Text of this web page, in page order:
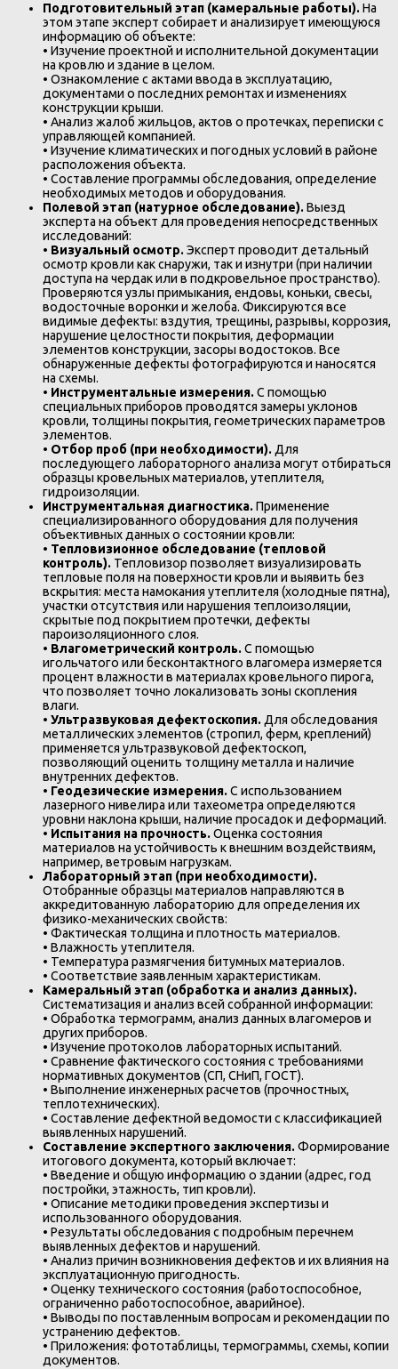
Подготовительный этап (камеральные работы).На
этом этапе эксперт собирает и анализирует имеющуюся
информацию об объекте:
• Изучение проектной и исполнительной документации
на кровлю и здание в целом.
• Ознакомление с актами ввода в эксплуатацию,
документами о последних ремонтах и изменениях
конструкции крыши.
• Анализ жалоб жильцов, актов о протечках, переписки с
управляющей компанией.
• Изучение климатических и погодных условий в районе
расположения объекта.
• Составление программы обследования, определение
необходимых методов и оборудования.
Полевой этап (натурное обследование).Выезд
эксперта на объект для проведения непосредственных
исследований:
• Визуальный осмотр.Эксперт проводит детальный
осмотр кровли как снаружи, так и изнутри (при наличии
доступа на чердак или в подкровельное пространство).
Проверяются узлы примыкания, ендовы, коньки, свесы,
водосточные воронки и желоба. Фиксируются все
видимые дефекты: вздутия, трещины, разрывы, коррозия,
нарушение целостности покрытия, деформации
элементов конструкции, засоры водостоков. Все
обнаруженные дефекты фотографируются и наносятся
на схемы.
• Инструментальные измерения.С помощью
специальных приборов проводятся замеры уклонов
кровли, толщины покрытия, геометрических параметров
элементов.
• Отбор проб (при необходимости).Для
последующего лабораторного анализа могут отбираться
образцы кровельных материалов, утеплителя,
гидроизоляции.
Инструментальная диагностика.Применение
специализированного оборудования для получения
объективных данных о состоянии кровли:
• Тепловизионное обследование (тепловой
контроль). Тепловизор позволяет визуализировать
тепловые поля на поверхности кровли и выявить без
вскрытия: места намокания утеплителя (холодные пятна),
участки отсутствия или нарушения теплоизоляции,
скрытые под покрытием протечки, дефекты
пароизоляционного слоя.
• Влагометрический контроль.С помощью
игольчатого или бесконтактного влагомера измеряется
процент влажности в материалах кровельного пирога,
что позволяет точно локализовать зоны скопления
влаги.
• Ультразвуковая дефектоскопия.Для обследования
металлических элементов (стропил, ферм, креплений)
применяется ультразвуковой дефектоскоп,
позволяющий оценить толщину металла и наличие
внутренних дефектов.
• Геодезические измерения.С использованием
лазерного нивелира или тахеометра определяются
уровни наклона крыши, наличие просадок и деформаций.
• Испытания на прочность.Оценка состояния
материалов на устойчивость к внешним воздействиям,
например, ветровым нагрузкам.
Лабораторный этап (при необходимости).
Отобранные образцы материалов направляются в
аккредитованную лабораторию для определения их
физико-механических свойств:
• Фактическая толщина и плотность материалов.
• Влажность утеплителя.
• Температура размягчения битумных материалов.
• Соответствие заявленным характеристикам.
Камеральный этап (обработка и анализ данных).
Систематизация и анализ всей собранной информации:
• Обработка термограмм, анализ данных влагомеров и
других приборов.
• Изучение протоколов лабораторных испытаний.
• Сравнение фактического состояния с требованиями
нормативных документов (СП, СНиП, ГОСТ).
• Выполнение инженерных расчетов (прочностных,
теплотехнических).
• Составление дефектной ведомости с классификацией
выявленных нарушений.
Составление экспертного заключения.Формирование
итогового документа, который включает:
• Введение и общую информацию о здании (адрес, год
постройки, этажность, тип кровли).
• Описание методики проведения экспертизы и
использованного оборудования.
• Результаты обследования с подробным перечнем
выявленных дефектов и нарушений.
• Анализ причин возникновения дефектов и их влияния на
эксплуатационную пригодность.
• Оценку технического состояния (работоспособное,
ограниченно работоспособное, аварийное).
• Выводы по поставленным вопросам и рекомендации по
устранению дефектов.
• Приложения: фототаблицы, термограммы, схемы, копии
документов.